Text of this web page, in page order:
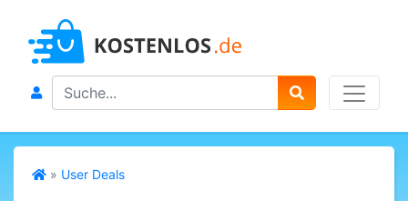
Search
» User Deals